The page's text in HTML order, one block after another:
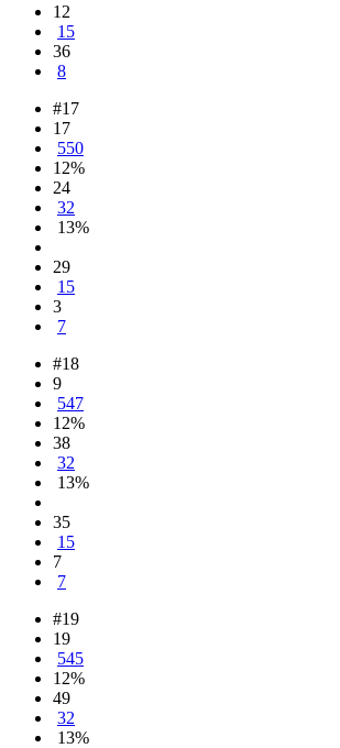
12
15
36
8
#17
17
550
12%
24
32
13%
29
15
3
7
#18
9
547
12%
38
32
13%
35
15
7
7
#19
19
545
12%
49
32
13%